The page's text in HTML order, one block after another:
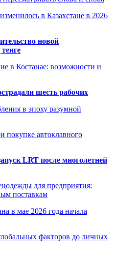
в Казахстане в 2026
новой
в Костанае: возможности и
шесть рабочих
в эпоху разумной
покупке автоклавного
LRT после многолетней
для предприятия:
поставкам
в мае 2026 года начала
факторов до личных